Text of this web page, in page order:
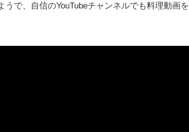
で、自信のYouTubeチャンネルでも料理動画を